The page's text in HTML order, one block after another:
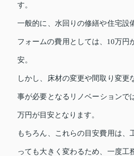
す。
一般的に、水回りの修繕や住宅設
フォームの費用としては、10万円
安。
しかし、床材の変更や間取り変更
事が必要となるリノベーションで
万円が目安となります。
もちろん、これらの目安費用は、
っても大きく変わるため、一度工